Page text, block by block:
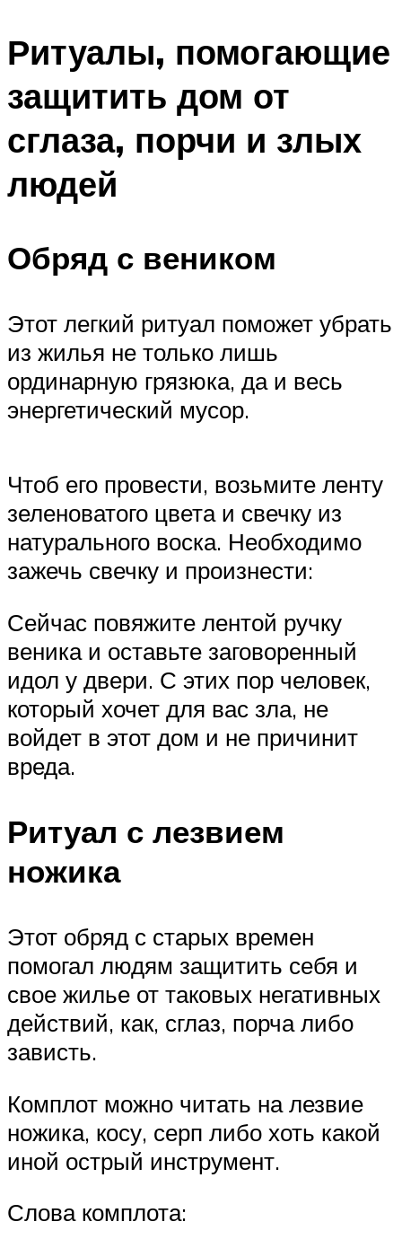
Ритуалы, помогающие
защитить дом от
сглаза, порчи и злых
людей
Обряд с веником
Этот легкий ритуал поможет убрать
из жилья не только лишь
ординарную грязюка, да и весь
энергетический мусор.
Чтоб его провести, возьмите ленту
зеленоватого цвета и свечку из
натурального воска. Необходимо
зажечь свечку и произнести:
Сейчас повяжите лентой ручку
веника и оставьте заговоренный
идол у двери. С этих пор человек,
который хочет для вас зла, не
войдет в этот дом и не причинит
вреда.
Ритуал с лезвием
ножика
Этот обряд с старых времен
помогал людям защитить себя и
свое жилье от таковых негативных
действий, как, сглаз, порча либо
зависть.
Комплот можно читать на лезвие
ножика, косу, серп либо хоть какой
иной острый инструмент.
Слова комплота: